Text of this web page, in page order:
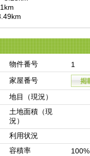
物件番号
1
家屋番号
地目（現況）
土地面積（現
況）
利用状況
容積率
100%